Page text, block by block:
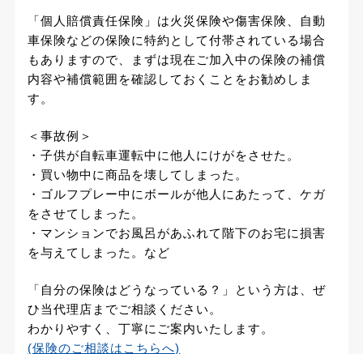
「個人賠償責任保険」は火災保険や傷害保険、自動
車保険などの保険に特約として付帯されている場合
もありますので、まずは現在ご加入中の保険の補償
内容や補償範囲を確認しておくことをお勧めしま
す。
＜事故例＞
・子供が自転車運転中に他人にけがをさせた。
・買い物中に商品を壊してしまった。
・ゴルフプレー中にボールが他人にあたって、ケガ
をさせてしまった。
・マンションでお風呂があふれて階下のお宅に損害
を与えてしまった。など
「自分の保険はどうなっている？」という方は、ぜ
ひ当代理店までご相談ください。
わかりやすく、丁寧にご案内いたします。
(保険のご相談はこちらへ)